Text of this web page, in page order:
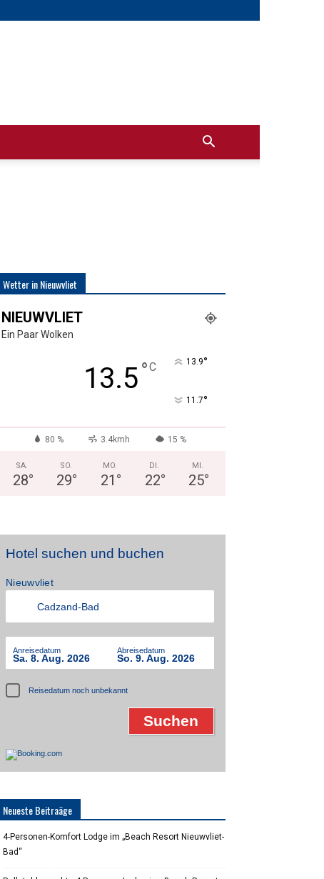
Wetter in Nieuwvliet
NIEUWVLIET
Ein Paar Wolken
13.5°C 13.9°
11.7°
80 % 3.4kmh 15 %
SA.
28°
SO.
29°
MO.
21 °
DI.
22°
MI.
25°
Hotel suchen und buchen
Nieuwvliet
Anreisedatum
Sa. 8. Aug. 2026
Abreisedatum
So. 9. Aug. 2026
Reisedatum noch unbekannt
Neueste Beitraäge
4-Personen-Komfort Lodge im „Beach Resort Nieuwvliet-
Bad“